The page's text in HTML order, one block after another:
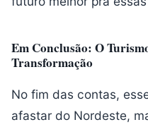
Em Conclusão: O
Transformação
No fim das contas,
afastar do Nordeste,